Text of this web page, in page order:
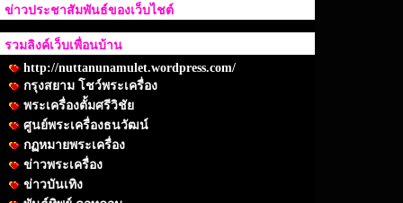
ข่าวประชาสัมพันธ์ของเว็บไชต์
รวมลิงค์เว็บเพื่อนบ้าน
http://nuttanunamulet.wordpress.com/
กรุงสยาม โชว์พระเครื่อง
พระเครื่องตั้มศรีวิชัย
ศูนย์พระเครื่องธนวัฒน์
กฏหมายพระเครื่อง
ข่าวพระเครื่อง
ข่าวบันเทิง